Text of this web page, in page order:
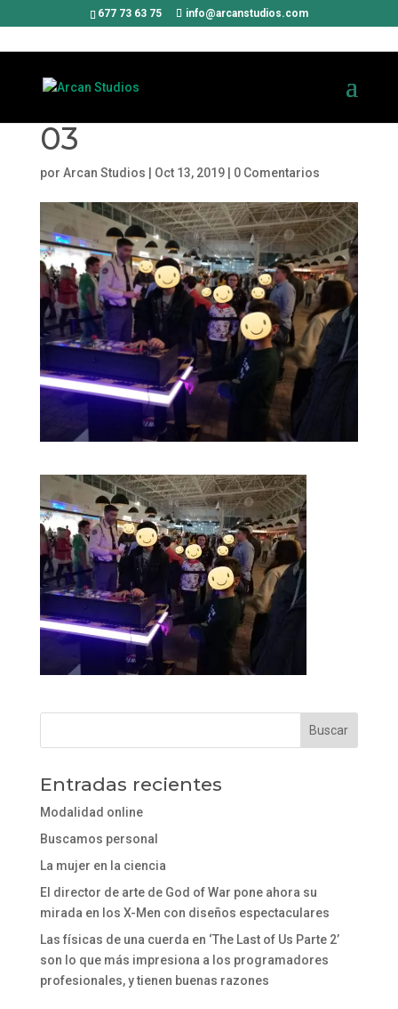
677 73 63 75 info@arcanstudios.com
03
por Arcan Studios Oct 13, 2019| 0 Comentarios
Entradas recientes
Modalidad online
Buscamos personal
La mujer en la ciencia
El director de arte de God of War pone ahora su
mirada en los X-Men con diseños espectaculares
Las físicas de una cuerda en ‘The Last of Us Parte 2’
son lo que más impresiona a los programadores
profesionales, y tienen buenas razones